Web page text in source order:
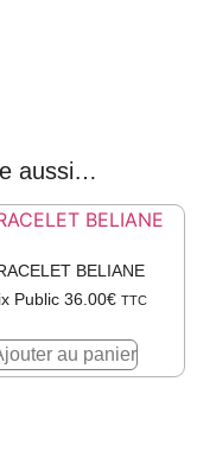
aussi…
BELIANE
Public 36.00€ TTC
au panier